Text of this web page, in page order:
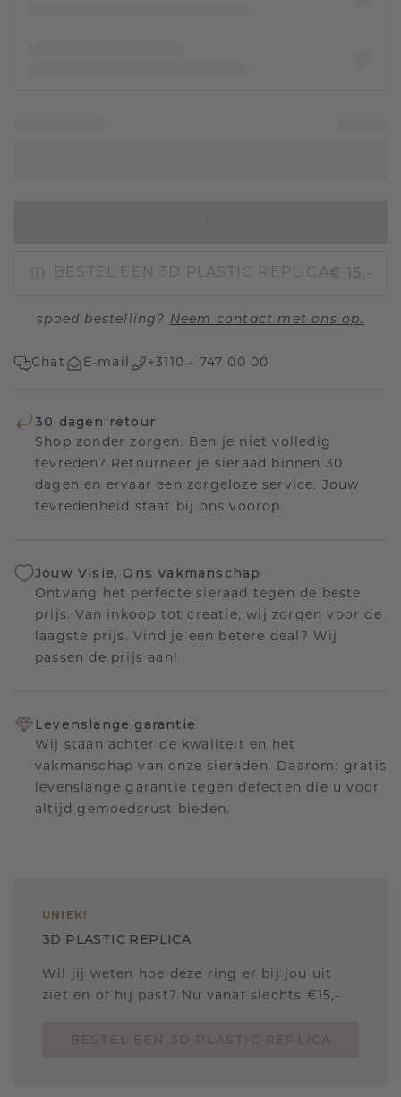
BESTEL EEN 3D PLASTIC REPLICA€ 15,-
spoed bestelling? Neem contact met ons op.
Chat E-mail +3110 - 747 00 00
30 dagen retour
Shop zonder zorgen. Ben je niet volledig
tevreden? Retourneer je sieraad binnen 30
dagen en ervaar een zorgeloze service. Jouw
tevredenheid staat bij ons voorop.
Jouw Visie, Ons Vakmanschap
Ontvang het perfecte sieraad tegen de beste
prijs. Van inkoop tot creatie, wij zorgen voor de
laagste prijs. Vind je een betere deal? Wij
passen de prijs aan!
Levenslange garantie
Wij staan achter de kwaliteit en het
vakmanschap van onze sieraden. Daarom: gratis
levenslange garantie tegen defecten die u voor
altijd gemoedsrust bieden.
UNIEK!
3D PLASTIC REPLICA
Wil jij weten hoe deze ring er bij jou uit
ziet en of hij past? Nu vanaf slechts €15,-